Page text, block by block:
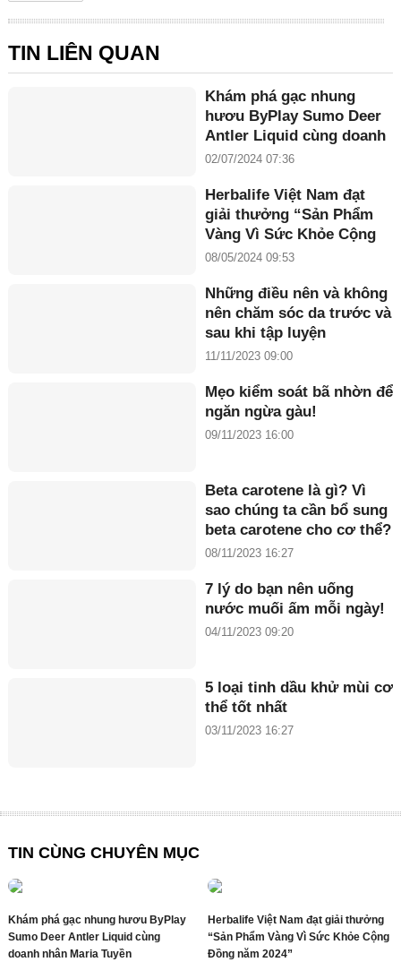
TIN LIÊN QUAN
Khám phá gạc nhung
hươu ByPlay Sumo Deer
Antler Liquid cùng doanh
nhân Maria Tuyền
02/07/2024 07:36
Herbalife Việt Nam đạt
giải thưởng “Sản Phẩm
Vàng Vì Sức Khỏe Cộng
Đồng năm 2024”
08/05/2024 09:53
Những điều nên và không
nên chăm sóc da trước và
sau khi tập luyện
11/11/2023 09:00
Mẹo kiểm soát bã nhờn để
ngăn ngừa gàu!
09/11/2023 16:00
Beta carotene là gì? Vì
sao chúng ta cần bổ sung
beta carotene cho cơ thể?
08/11/2023 16:27
7 lý do bạn nên uống
nước muối ấm mỗi ngày!
04/11/2023 09:20
5 loại tinh dầu khử mùi cơ
thể tốt nhất
03/11/2023 16:27
TIN CÙNG CHUYÊN MỤC
Khám phá gạc nhung hươu ByPlay
Sumo Deer Antler Liquid cùng
doanh nhân Maria Tuyền
Herbalife Việt Nam đạt giải thưởng
“Sản Phẩm Vàng Vì Sức Khỏe Cộng
Đồng năm 2024”